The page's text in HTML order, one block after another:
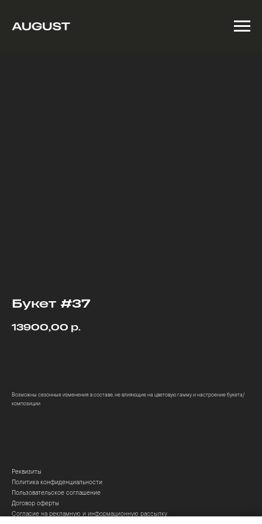
Букет #37
13900,00 р.
Возможны сезонные изменения в составе, не влияющие на цветовую гамму и настроение букета/
композиции
Реквизиты
Политика конфиденциальности
Пользовательское соглашение
Договор оферты
Согласие на рекламную и информационную рассылку